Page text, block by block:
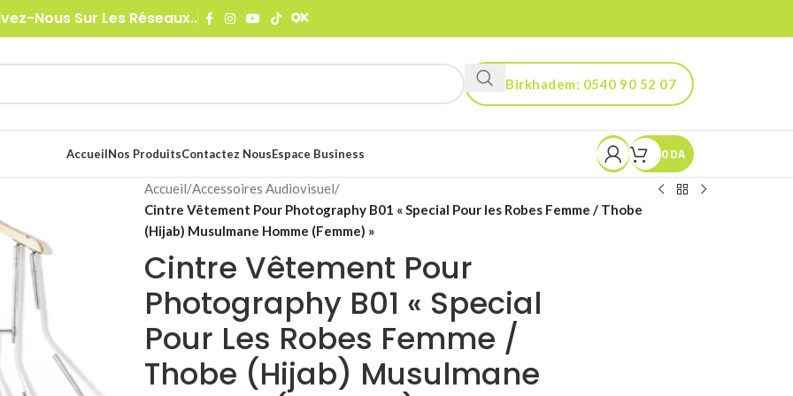
Nous Sur Les Réseaux..
Birkhadem: 0540 90 52 07
Kouba: 0560 90 52 03
AccueilNos ProduitsContactez NousEspace Business 0DA
Accueil/Accessoires Audiovisuel/
Cintre Vêtement Pour Photography B01 « Special Pour les Robes Femme / Thobe
(Hijab) Musulmane Homme (Femme) »
Cintre Vêtement Pour
Photography B01 « Special
Pour Les Robes Femme /
Thobe (Hijab) Musulmane